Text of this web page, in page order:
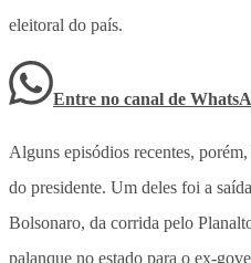
eleitoral do país.
Entre no canal de
Alguns episódios recentes,
do presidente. Um deles foi a
Bolsonaro, da corrida pelo
palanque no estado para o ex-